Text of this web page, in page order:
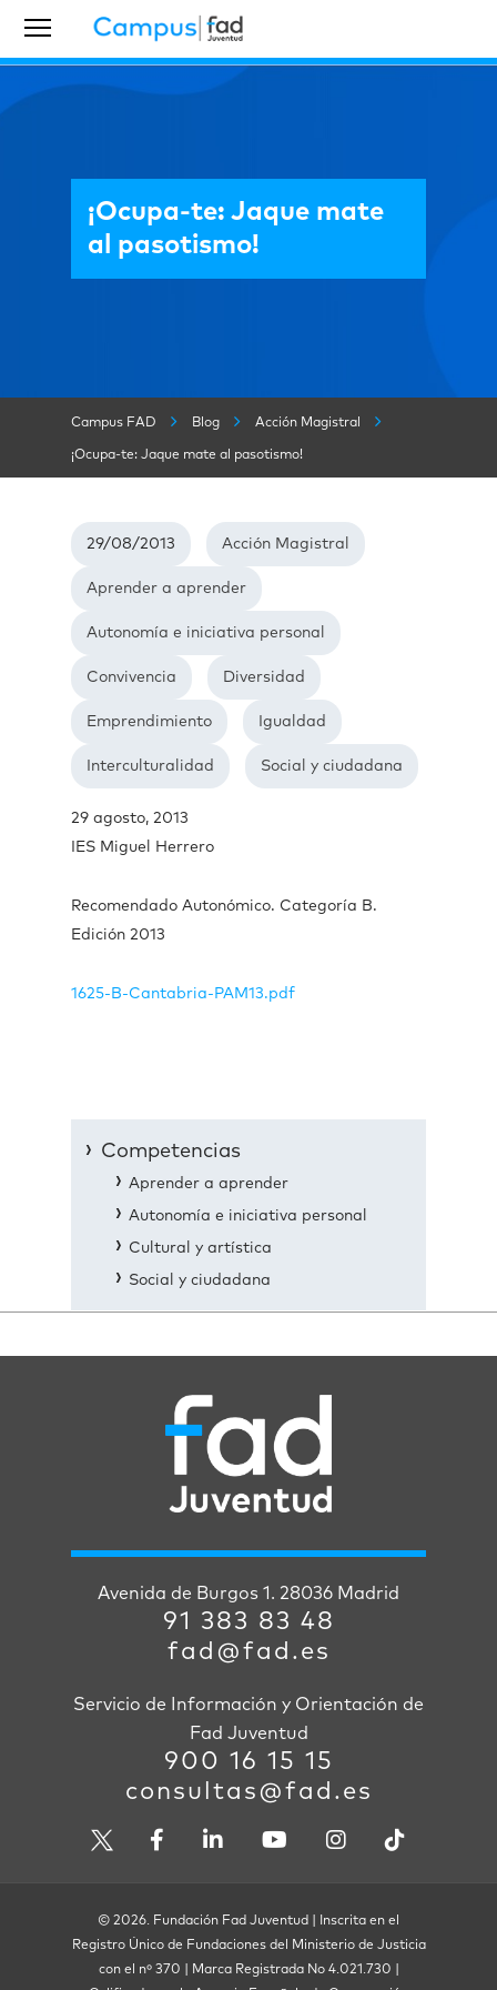
¡Ocupa-te: Jaque mate
al pasotismo!
Campus FAD Blog Acción Magistral
¡Ocupa-te: Jaque mate al pasotismo!
29/08/2013 Acción Magistral
Aprender a aprender
Autonomía e iniciativa personal
Convivencia Diversidad
Emprendimiento Igualdad
Interculturalidad Social y ciudadana
29 agosto, 2013
IES Miguel Herrero
Recomendado Autonómico. Categoría B.
Edición 2013
1625-B-Cantabria-PAM13.pdf
Competencias
Aprender a aprender
Autonomía e iniciativa personal
Cultural y artística
Social y ciudadana
Avenida de Burgos 1. 28036 Madrid
91 383 83 48
fad@fad.es
Servicio de Información y Orientación de
Fad Juventud
900 16 15 15
consultas@fad.es
© 2026. Fundación Fad Juventud | Inscrita en el
Registro Único de Fundaciones del Ministerio de Justicia
con el nº 370 | Marca Registrada No 4.021.730 |